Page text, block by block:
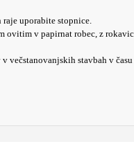
raje uporabite stopnice.
v papirnat robec, z
večstanovanjskih stavbah v